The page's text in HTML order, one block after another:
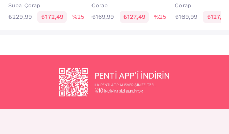
Suba Çorap
₺229,99 ₺172,49 %25
Çorap
₺169,99 ₺127,49 %25
Çorap
₺169,99 ₺127,49